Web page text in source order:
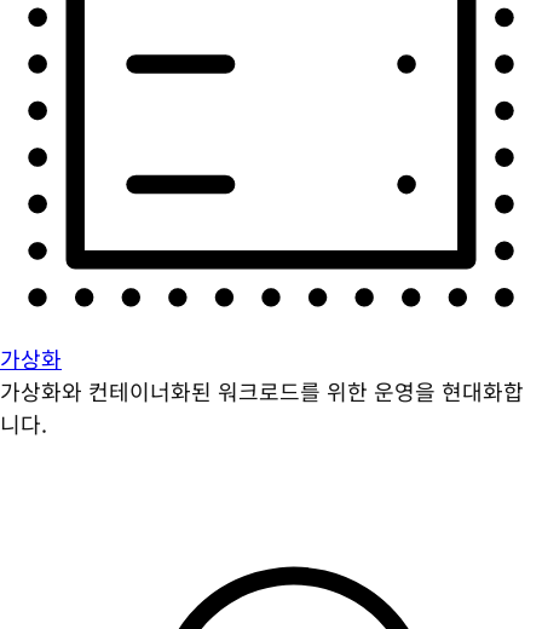
가상화
가상화와 컨테이너화된 워크로드를 위한 운영을 현대화합
니다.